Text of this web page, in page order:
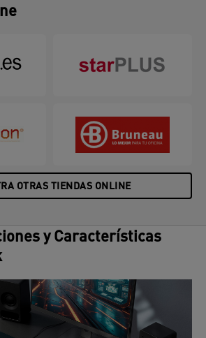
con gran velocidad y precisión.
los ratones de seguimiento
Lavable a máquina a 30
para facilitar su transporte, viene
de cartón marrón fácil de
OTRAS TIENDAS ONLINE
y Características